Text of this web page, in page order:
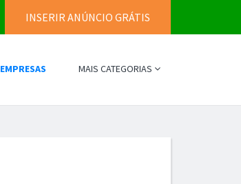
INSERIR ANÚNCIO GRÁTIS
MAIS CATEGORIAS